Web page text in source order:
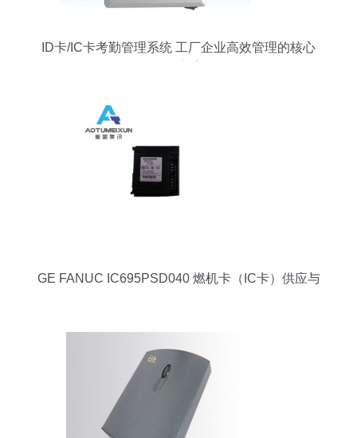
ID卡/IC卡考勤管理系统 工厂企业高效管理的核心
GE FANUC IC695PSD040 燃机卡（IC卡）供应与